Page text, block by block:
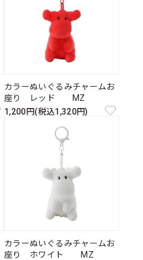
カラーぬいぐるみチャームお
座り レッド MZ
1,200円(税込1,320円)
カラーぬいぐるみチャームお
座り ホワイト MZ